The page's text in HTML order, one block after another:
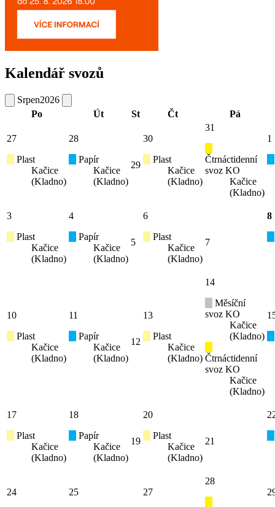
Kalendář svozů
Srpen2026
Po
Út St Čt Pá
27
Plast
Kačice
(Kladno)
28
Papír
Kačice
(Kladno)
29
30
Plast
Kačice
(Kladno)
31
Čtrnáctidenní
svoz KO
Kačice
(Kladno)
1
3
Plast
Kačice
(Kladno)
4
Papír
Kačice
(Kladno)
5
6
Plast
Kačice
(Kladno)
7
8
10
Plast
Kačice
(Kladno)
11
Papír
Kačice
(Kladno)
12
13
Plast
Kačice
(Kladno)
14
Měsíční
svoz KO
Kačice
(Kladno)
Čtrnáctidenní
svoz KO
Kačice
(Kladno)
17
Plast
Kačice
(Kladno)
18
Papír
Kačice
(Kladno)
19
20
Plast
Kačice
(Kladno)
21
24
25
27
28